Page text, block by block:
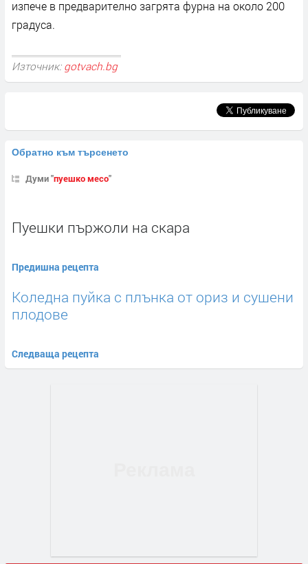
изпече в предварително загрята фурна на около 200
градуса.
Източник: gotvach.bg
Обратно към търсенето
Думи "пуешко месо"
Пуешки пържоли на скара
Предишна рецепта
Коледна пуйка с плънка от ориз и сушени
плодове
Следваща рецепта